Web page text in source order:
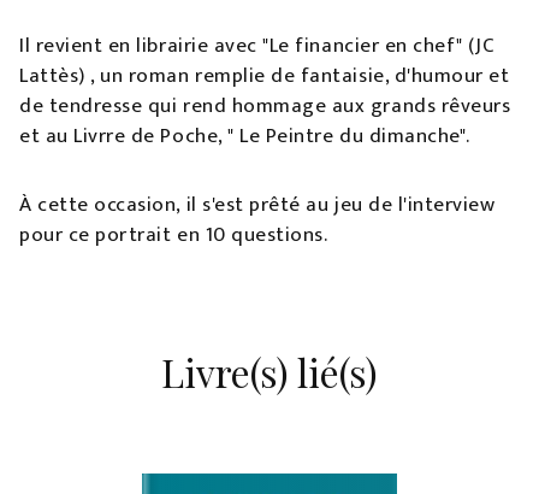
Il revient en librairie avec "Le financier en chef" (JC
Lattès) , un roman remplie de fantaisie, d'humour et
de tendresse qui rend hommage aux grands rêveurs
et au Livrre de Poche, " Le Peintre du dimanche".
À cette occasion, il s'est prêté au jeu de l'interview
pour ce portrait en 10 questions.
Livre(s) lié(s)